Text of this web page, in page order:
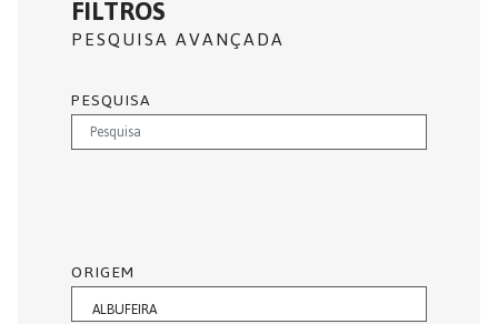
FILTROS
PESQUISA AVANÇADA
PESQUISA
ORIGEM